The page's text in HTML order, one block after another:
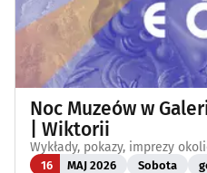
Noc Muzeów w
| Wiktorii
Wykłady, pokazy, imprezy
16 MAJ 2026 Sobota